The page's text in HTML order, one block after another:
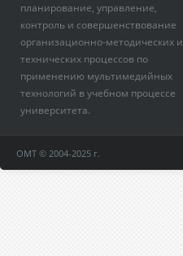
планирование, управление,
контроль и совершенствование
организационно-методических и
технических процессов по
применению мультимедийных
технологий в учебном процессе
университета.
ОМТ © 2004-2025 г.